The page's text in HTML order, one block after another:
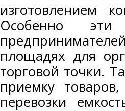
изготовлением
Особенно эти
площадях для
торговой точки.
приемку
перевозки